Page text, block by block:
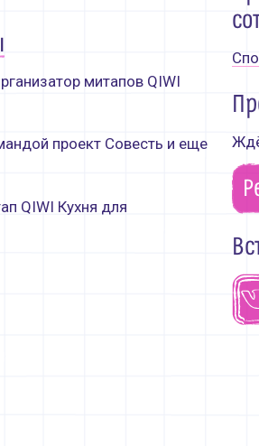
митапов QIWI
проект Совесть и еще
QIWI Кухня для